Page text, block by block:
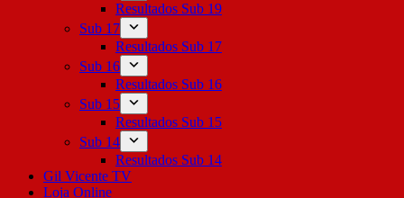
Resultados Sub 19
Sub 17
Resultados Sub 17
Sub 16
Resultados Sub 16
Sub 15
Resultados Sub 15
Sub 14
Resultados Sub 14
Gil Vicente TV
Loja Online